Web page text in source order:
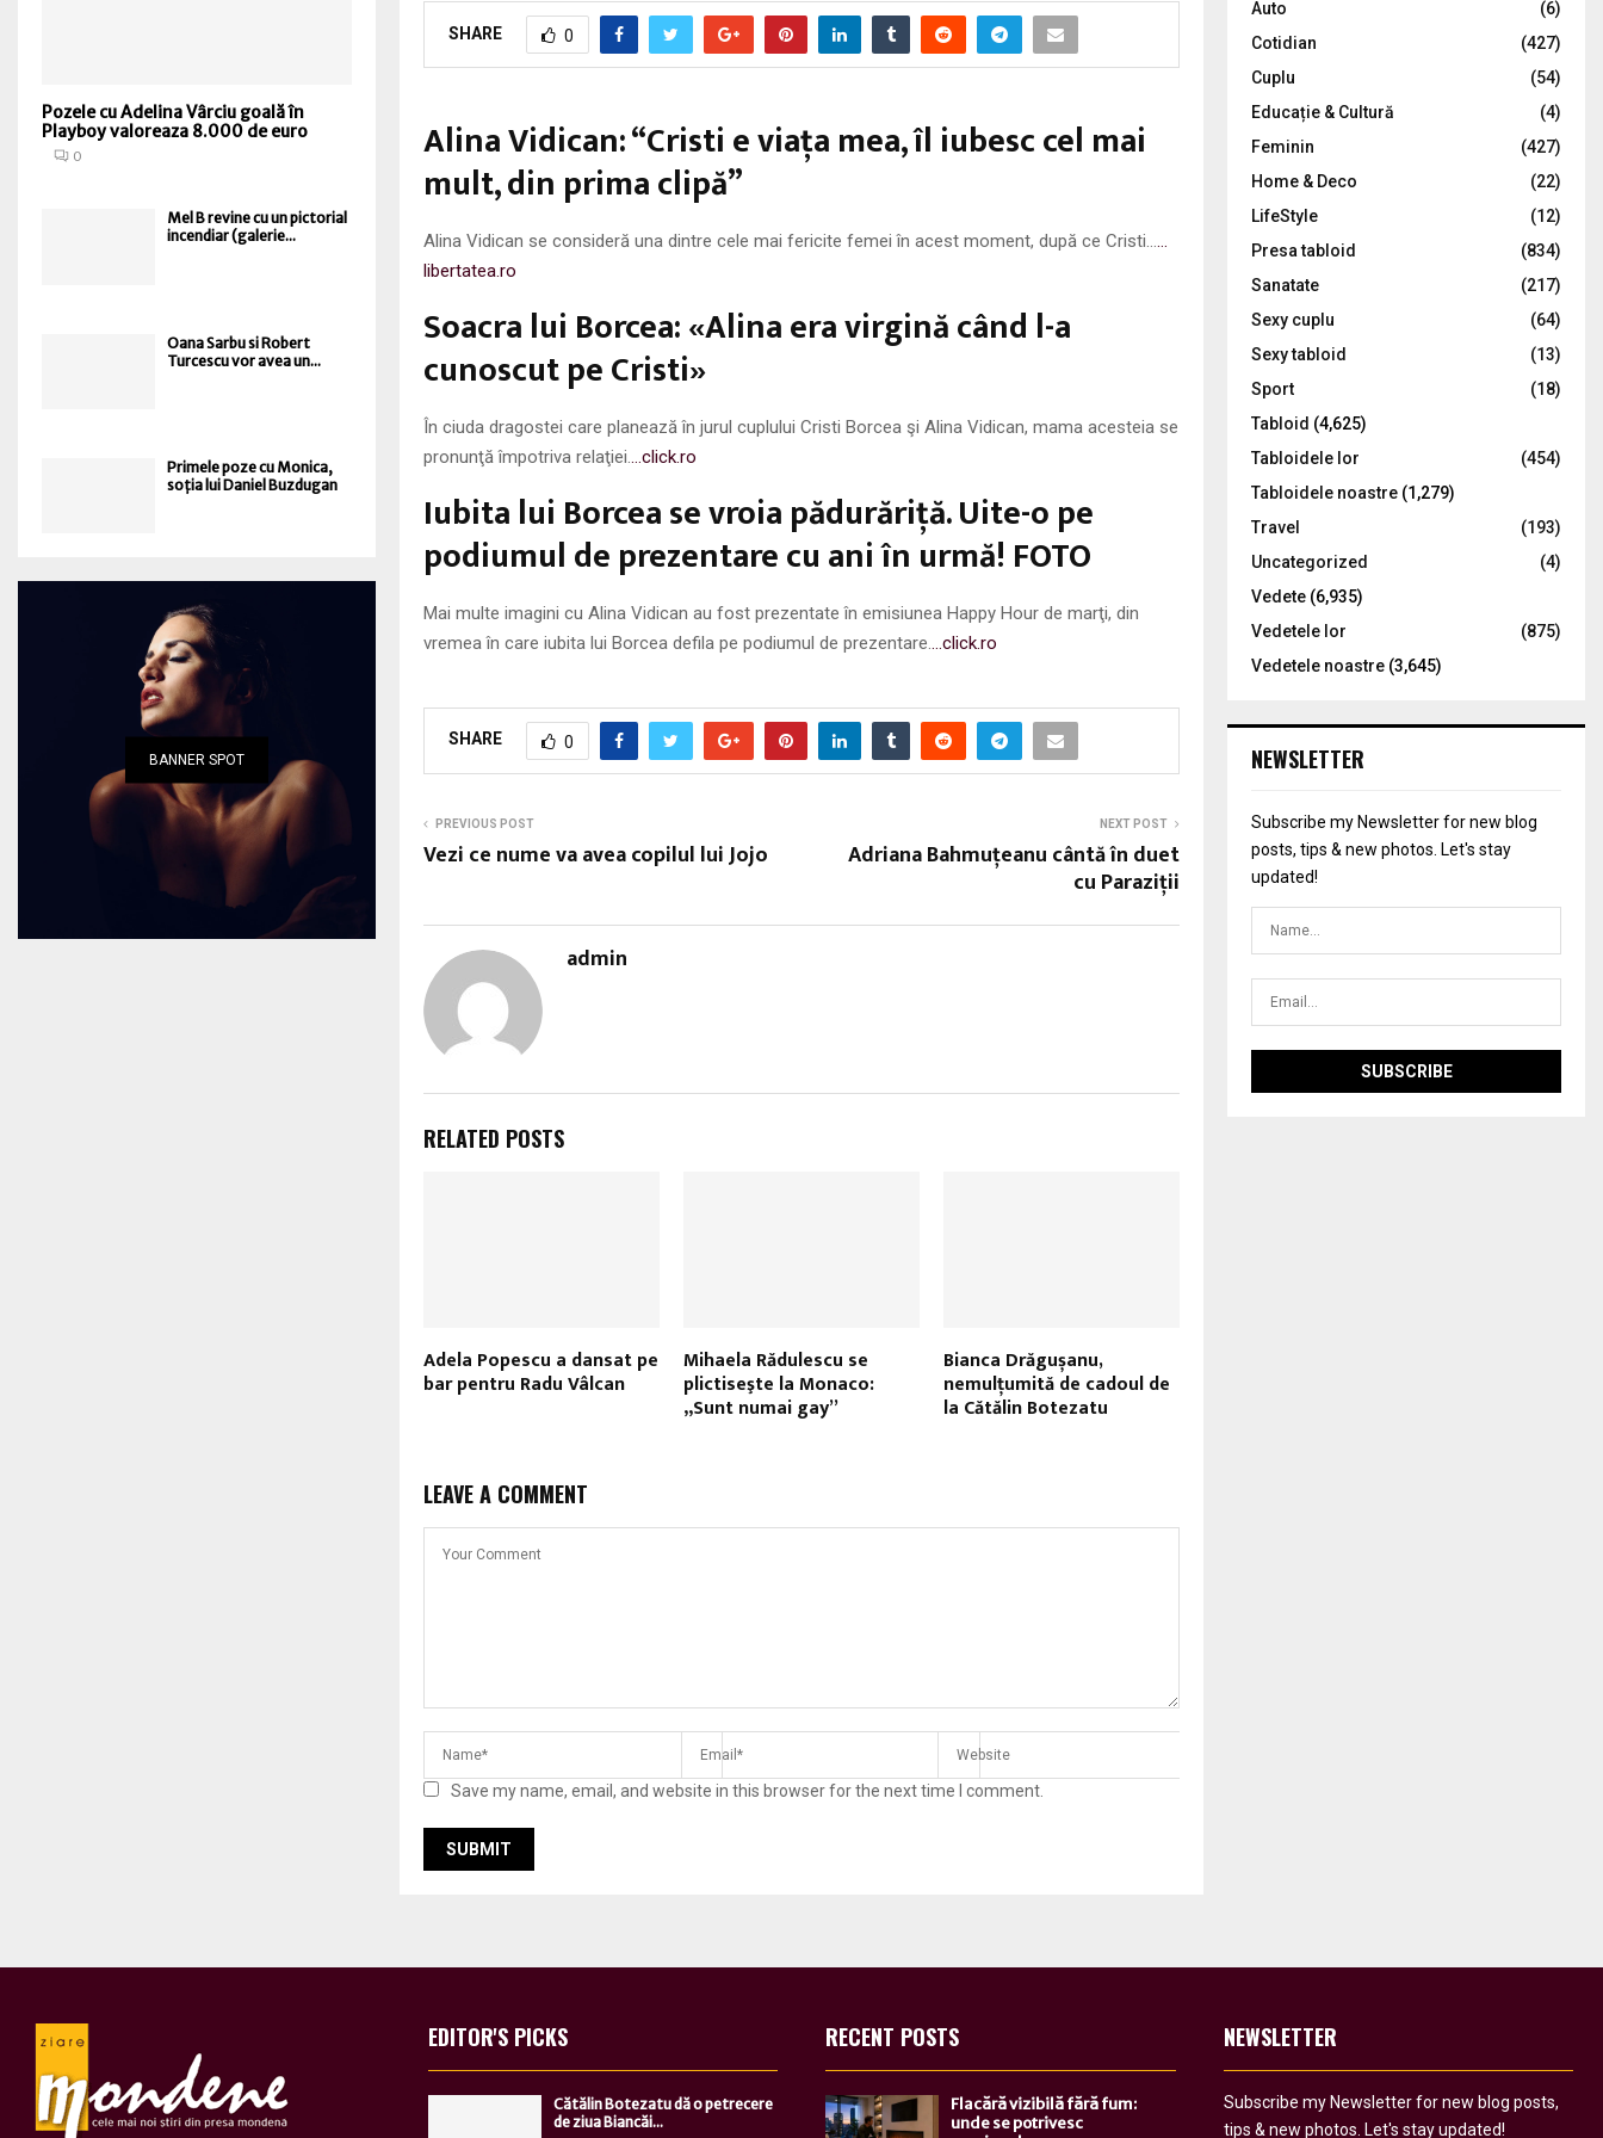
SHARE 0
Alina Vidican: “Cristi e viața mea, îl iubesc cel mai
mult, din prima clipă”
Alina Vidican se consideră una dintre cele mai fericite femei în acest moment, după ce Cristi…
libertatea.ro
Soacra lui Borcea: «Alina era virgină când l-a
cunoscut pe Cristi»
În ciuda dragostei care planează în jurul cuplului Cristi Borcea şi Alina Vidican, mama acesteia se
pronunţă împotriva relaţiei.
…click.ro
Iubita lui Borcea se vroia pădurăriţă. Uite-o pe
podiumul de prezentare cu ani în urmă! FOTO
Mai multe imagini cu Alina Vidican au fost prezentate în emisiunea Happy Hour de marţi, din
vremea în care iubita lui Borcea defila pe podiumul de prezentare.
…click.ro
SHARE 0
PREVIOUS POST
Vezi ce nume va avea copilul lui Jojo
NEXT POST
Adriana Bahmuțeanu cântă în duet
cu Paraziţii
admin
RELATED POSTS
Adela Popescu a dansat pe
bar pentru Radu Vâlcan
Mihaela Rădulescu se
plictiseşte la Monaco:
„Sunt numai gay”
Bianca Drăgușanu,
nemulţumită de cadoul de
la Cătălin Botezatu
LEAVE A COMMENT
Save my name, email, and website in this browser for the next time I comment.
Pozele cu Adelina Vârciu goală în
Playboy valoreaza 8.000 de euro
0
Mel B revine cu un pictorial
incendiar (galerie...
Oana Sarbu si Robert
Turcescu vor avea un...
Primele poze cu Monica,
soția lui Daniel Buzdugan
BANNER SPOT
:
C
Auto
(6)
Cotidian
(427)
Cuplu
(54)
Educație & Cultură
(4)
Feminin
(427)
Home & Deco
(22)
LifeStyle
(12)
Presa tabloid
(834)
Sanatate
(217)
Sexy cuplu
(64)
Sexy tabloid
(13)
Sport
(18)
Tabloid (4,625)
Tabloidele lor
(454)
Tabloidele noastre (1,279)
Travel
(193)
Uncategorized
(4)
Vedete (6,935)
Vedetele lor
(875)
Vedetele noastre (3,645)
NEWSLETTER
Subscribe my Newsletter for new blog
posts, tips & new photos. Let's stay
updated!
EDITOR'S PICKS
Cătălin Botezatu dă o petrecere
de ziua Biancăi...
RECENT POSTS
Flacără vizibilă fără fum:
unde se potrivesc
NEWSLETTER
Subscribe my Newsletter for new blog posts,
tips & new photos. Let's stay updated!